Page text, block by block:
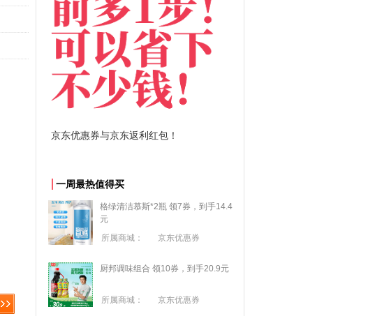
拼多多优惠券+拼多多返利
一周最热值得买
格绿清洁慕斯*2瓶 领7券，到手14.4
元
所属商城：
京东优惠券
厨邦调味组合 领10券，到手20.9元
所属商城： 京东优惠券